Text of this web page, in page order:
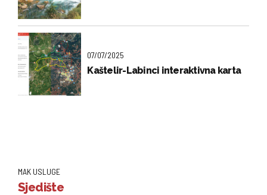
07/07/2025
Kaštelir-Labinci interaktivna karta
MAK USLUGE
Sjedište